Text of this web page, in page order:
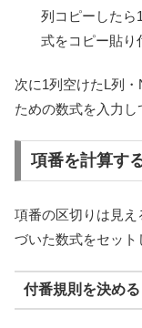
列コピーしたら
式をコピー貼り
次に1列空けたL列
ための数式を入力し
項番を計算す
項番の区切りは見
づいた数式をセット
付番規則を決める